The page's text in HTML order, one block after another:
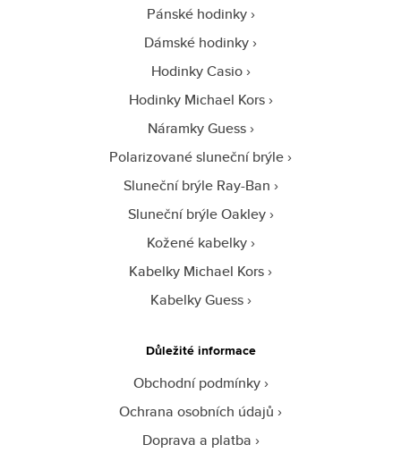
Pánské hodinky
Dámské hodinky
Hodinky Casio
Hodinky Michael Kors
Náramky Guess
Polarizované sluneční brýle
Sluneční brýle Ray-Ban
Sluneční brýle Oakley
Kožené kabelky
Kabelky Michael Kors
Kabelky Guess
Důležité informace
Obchodní podmínky
Ochrana osobních údajů
Doprava a platba